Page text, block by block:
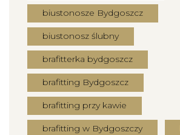
biustonosze Bydgoszcz
biustonosz ślubny
brafitterka bydgoszcz
brafitting Bydgoszcz
brafitting przy kawie
brafitting w Bydgoszczy